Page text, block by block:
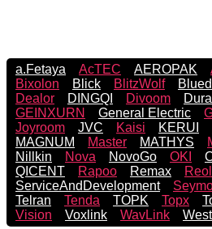
a.Fetaya AcTEC AEROPAK
Bixolon
Blick BlitzWolf
Dealor
DINGQI Divoom
GEINXURN
General Electric
Joyroom
JVC Kaisi KERUI
MAGNUM
Master MATHYS
Nillkin
Nova NovoGo OKI
QICENT
Rapoo Remax
ServiceAndDevelopment
Telran
Tenda TOPK Topx
Vision
Voxlink WavLink